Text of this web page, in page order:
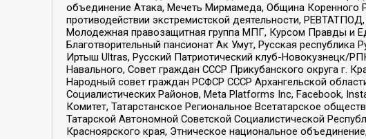
объединение Атака, Мечеть Мирмамеда, Община Коренного
противодействии экстремистской деятельности,
Молодежная правозащитная группа МПГ, Курсом Правды и
Благотворительный пансионат Ак Умут, Русская
Иртыш Ultras, Русский Патриотический клуб-
Навального, Совет граждан СССР Прикубанского округа г.
Народный совет граждан РСФСР СССР Архангельской
Социалистических Районов, Meta Platforms Inc, Facebook,
Комитет, Татарстанское Региональное Всетатарское
Татарской Автономной Советской Социалистической
Красноярского края, Этническое национальное